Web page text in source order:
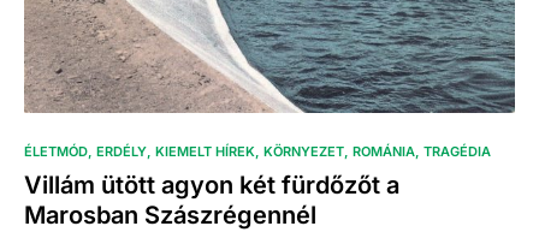
ÉLETMÓD ERDÉLY KIEMELT HÍREK KÖRNYEZET ROMÁNIA TRAGÉDIA
Villám ütött agyon két fürdőzőt a
Marosban Szászrégennél